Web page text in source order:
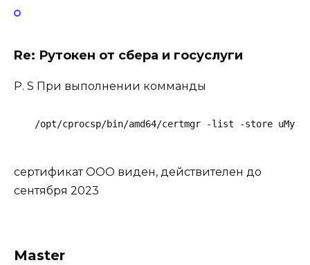
Re: Рутокен от сбера и госуслуги
P. S При выполнении комманды
/opt/cprocsp/bin/amd64/certmgr -list -store uMy
сертификат ООО виден, действителен до
сентября 2023
Master